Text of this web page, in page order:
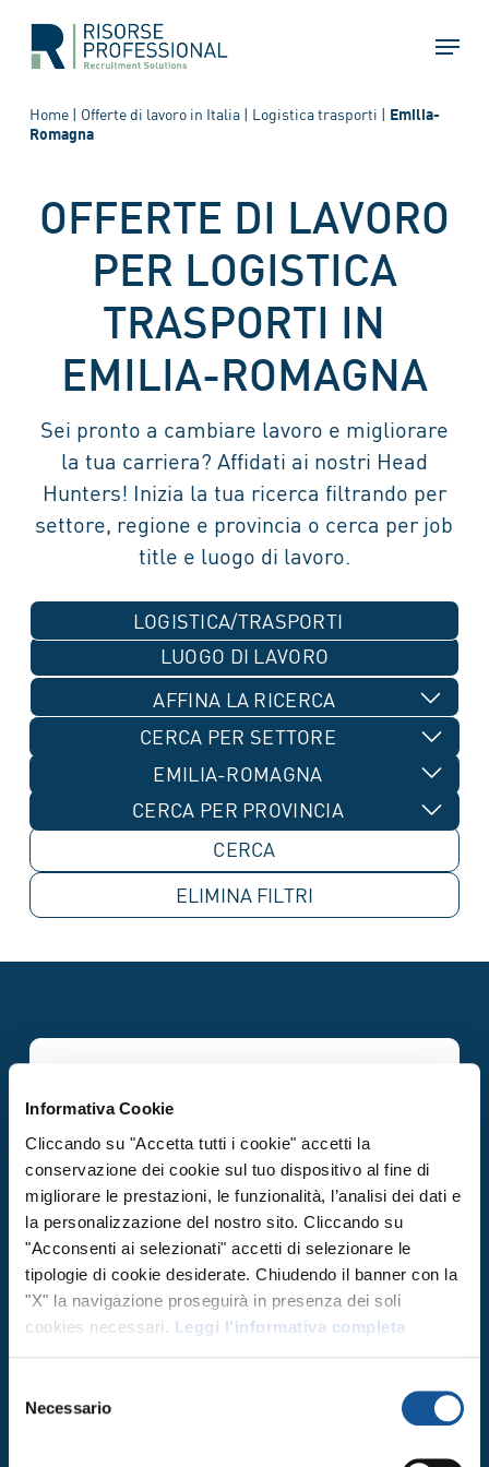
Informativa Cookie
Cliccando su "Accetta tutti i cookie" accetti la
conservazione dei cookie sul tuo dispositivo al fine di
migliorare le prestazioni, le funzionalità, l’analisi dei dati e
la personalizzazione del nostro sito. Cliccando su
"Acconsenti ai selezionati" accetti di selezionare le
tipologie di cookie desiderate. Chiudendo il banner con la
"X" la navigazione proseguirà in presenza dei soli
cookies necessari. Leggi l'informativa completa
delNecessario
main
content
Menu
Home| Offerte di lavoro in Italia| Logistica trasporti | Emilia-
Romagna
OFFERTE DI LAVORO
PER LOGISTICA
TRASPORTI IN
EMILIA-ROMAGNA
Sei pronto a cambiare lavoro e migliorare
la tua carriera? Affidati ai nostri Head
Hunters! Inizia la tua ricerca filtrando per
settore, regione e provincia o cerca per job
title e luogo di lavoro.
LOGISTICA/TRASPORTI
AFFINA LA RICERCA
CERCA PER SETTORE
EMILIA-ROMAGNA
CERCA PER PROVINCIA
ELIMINAFILTRI
Consulting & Financial Services
Cervia, RA, Emilia-Romagna
Pubblicato il 29 Luglio
RESPONSABILE MAGAZZINO
ALIMENTARE
Finance & Accounting
Pubblicato il 15 Luglio